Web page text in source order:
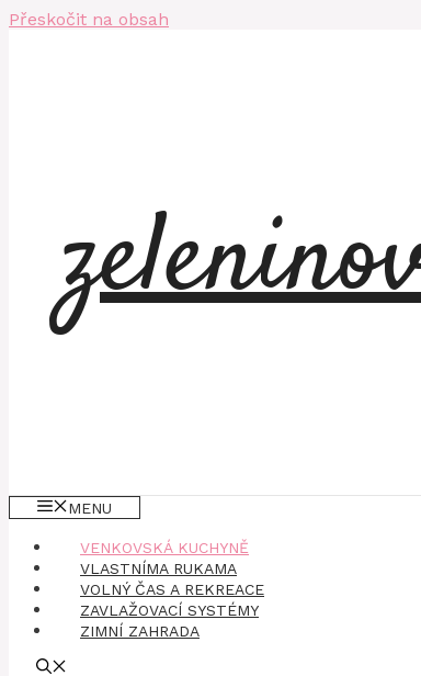
Přeskočit na obsah
MENU
VENKOVSKÁ KUCHYNĚ
VLASTNÍMA RUKAMA
VOLNÝ ČAS A REKREACE
ZAVLAŽOVACÍ SYSTÉMY
ZIMNÍ ZAHRADA